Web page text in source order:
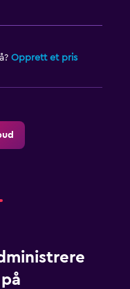
Opprett et pris